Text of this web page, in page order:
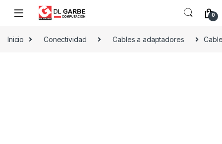
0
Inicio Conectividad Cables a adaptadores